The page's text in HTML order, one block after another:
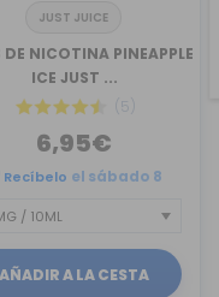
JUST JUICE
DE NICOTINA PINEAPPLE
ICE JUST ...
(5)
6,95€
Recíbelo el sábado 8
AÑADIR A LA CESTA